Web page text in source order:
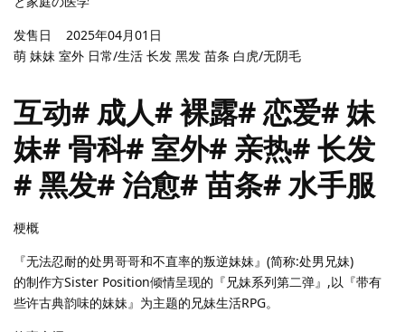
发售日 2025年04月01日
萌 妹妹 室外 日常/生活 长发 黑发 苗条 白虎/无阴毛
互动# 成人# 裸露# 恋爱# 妹
妹# 骨科# 室外# 亲热# 长发
# 黑发# 治愈# 苗条# 水手服
梗概
『无法忍耐的处男哥哥和不直率的叛逆妹妹』(简称:处男兄妹)
的制作方Sister Position倾情呈现的『兄妹系列第二弹』,以『带有
些许古典韵味的妹妹』为主题的兄妹生活RPG。